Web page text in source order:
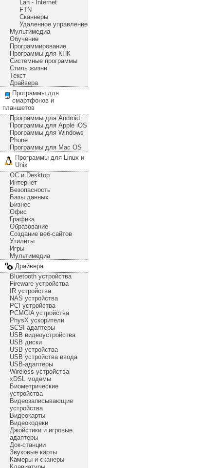
Lan - Internet
FTN
Сканнеры
Удаленное управление
Мультимедиа
Обучение
Программирование
Программы для КПК
Системные программы
Стиль жизни
Текст
Драйвера
Программы для
смартфонов и
планшетов
Программы для Android
Программы для Apple iOS
Программы для Windows
Phone
Программы для Mac OS
Программы для Linux и
Unix
ОС и Desktop
Интернет
Безопасность
Базы данных
Бизнес
Офис
Графика
Образование
Создание веб-сайтов
Утилиты
Игры
Мультимедиа
Драйвера
Bluetooth устройства
Fireware устройства
IR устройства
NAS устройства
PCI устройства
PCMCIA устройства
PhysX ускорители
SCSI адаптеры
USB видеоустройства
USB диски
USB устройства
USB устройства ввода
USB-адаптеры
Wireless устройства
xDSL модемы
Биометрические
устройства
Видеозаписывающие
устройства
Видеокарты
Видеокодеки
Джойстики и игровые
адаптеры
Док-станции
Звуковые карты
Камеры и сканеры